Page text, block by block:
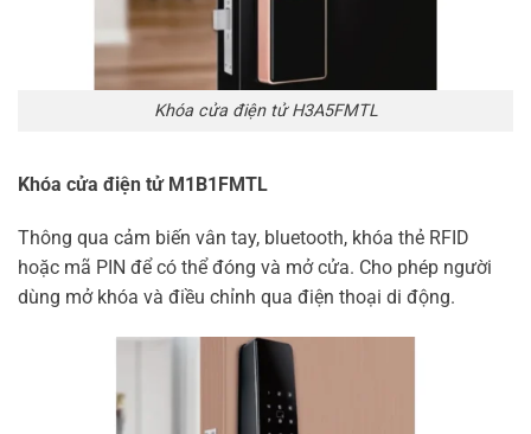
Khóa cửa điện tử H3A5FMTL
Khóa cửa điện tử M1B1FMTL
Thông qua cảm biến vân tay, bluetooth, khóa thẻ RFID
hoặc mã PIN để có thể đóng và mở cửa. Cho phép người
dùng mở khóa và điều chỉnh qua điện thoại di động.